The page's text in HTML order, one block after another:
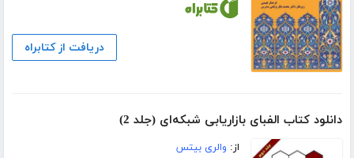
دریافت از کتابراه
دانلود کتاب الفبای بازاریابی شبکه‌ای (جلد 2)
از: والری بیتس